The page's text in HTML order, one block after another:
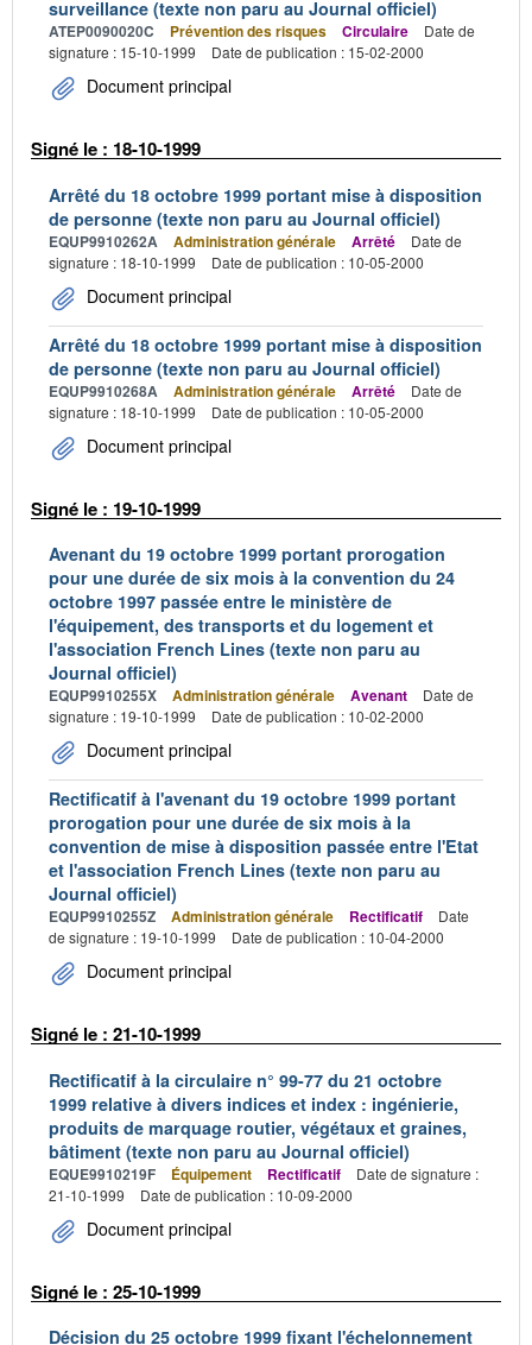
surveillance (texte non paru au Journal officiel)
ATEP0090020C Prévention des risques Circulaire
Date de
signature : 15-10-1999
Date de publication : 15-02-2000
Document principal
Signé le : 18-10-1999
Arrêté du 18 octobre 1999 portant mise à disposition
de personne (texte non paru au Journal officiel)
EQUP9910262A Administration générale Arrêté
Date de
signature : 18-10-1999
Date de publication : 10-05-2000
Document principal
Arrêté du 18 octobre 1999 portant mise à disposition
de personne (texte non paru au Journal officiel)
EQUP9910268A Administration générale Arrêté
Date de
signature : 18-10-1999
Date de publication : 10-05-2000
Document principal
Signé le : 19-10-1999
Avenant du 19 octobre 1999 portant prorogation
pour une durée de six mois à la convention du 24
octobre 1997 passée entre le ministère de
l'équipement, des transports et du logement et
l'association French Lines (texte non paru au
Journal officiel)
EQUP9910255X Administration générale Avenant
Date de
signature : 19-10-1999
Date de publication : 10-02-2000
Document principal
Rectificatif à l'avenant du 19 octobre 1999 portant
prorogation pour une durée de six mois à la
convention de mise à disposition passée entre l'Etat
et l'association French Lines (texte non paru au
Journal officiel)
EQUP9910255Z Administration générale Rectificatif
Date
de signature : 19-10-1999
Date de publication : 10-04-2000
Document principal
Signé le : 21-10-1999
Rectificatif à la circulaire n° 99-77 du 21 octobre
1999 relative à divers indices et index : ingénierie,
produits de marquage routier, végétaux et graines,
bâtiment (texte non paru au Journal officiel)
EQUE9910219F Équipement Rectificatif
Date de signature :
21-10-1999
Date de publication : 10-09-2000
Document principal
Signé le : 25-10-1999
Décision du 25 octobre 1999 fixant l'échelonnement